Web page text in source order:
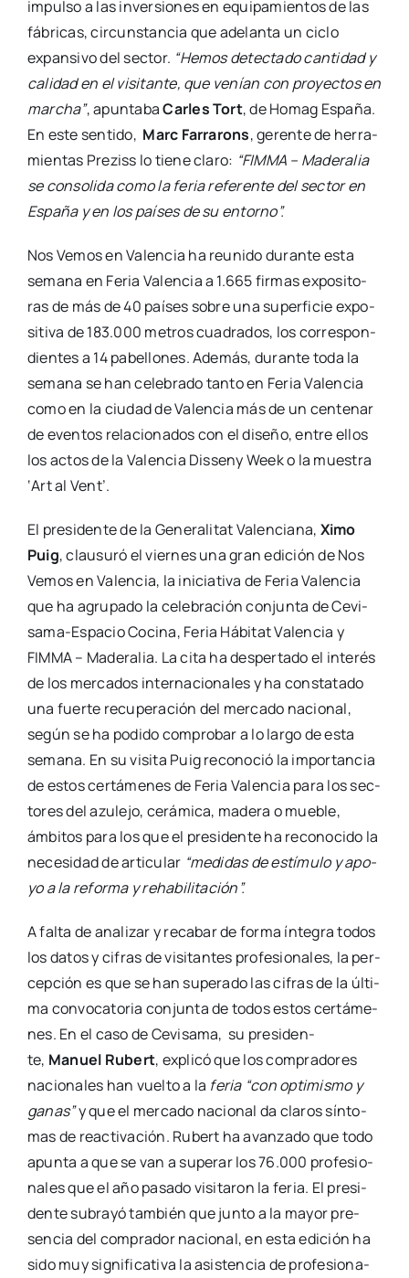
impul­so a las inver­sio­nes en equi­pa­mien­tos de las
fábri­cas, cir­cuns­tan­cia que ade­lan­ta un ciclo
expan­si­vo del sec­tor. “Hemos detec­ta­do can­ti­dad y
cali­dad en el visi­tan­te, que venían con pro­yec­tos en
mar­cha”, apun­ta­baCar­les Tort, de Homag Espa­ña.
En este sen­ti­do, Marc Farra­rons, geren­te de herra­
mien­tas Pre­ziss lo tie­ne cla­ro: “FIMMA – Made­ra­lia
se con­so­li­da como la feria refe­ren­te del sec­tor en
Espa­ña y en los paí­ses de su entorno”.
Nos Vemos en Valen­cia ha reu­ni­do duran­te esta
sema­na en Feria Valen­cia a 1.665 fir­mas expo­si­to­
ras de más de 40 paí­ses sobre una super­fi­cie expo­
si­ti­va de 183.000 metros cua­dra­dos, los corres­pon­
dien­tes a 14 pabe­llo­nes. Ade­más, duran­te toda la
sema­na se han cele­bra­do tan­to en Feria Valen­cia
como en la ciu­dad de Valen­cia más de un cen­te­nar
de even­tos rela­cio­na­dos con el dise­ño, entre ellos
los actos de la Valen­cia Dis­seny Week o la mues­tra
‘Art al Vent’.
El pre­si­den­te de la Gene­ra­li­tat Valen­cia­na, Ximo
Puig, clau­su­ró el vier­nes una gran edi­ción de Nos
Vemos en Valen­cia, la ini­cia­ti­va de Feria Valen­cia
que ha agru­pa­do la cele­bra­ción con­jun­ta de Cevi­­
sa­­ma-Espa­­cio Coci­na, Feria Hábi­tat Valen­cia y
FIMMA – Made­ra­lia. La cita ha des­per­ta­do el inte­rés
de los mer­ca­dos inter­na­cio­na­les y ha cons­ta­ta­do
una fuer­te recu­pe­ra­ción del mer­ca­do nacio­nal,
según se ha podi­do com­pro­bar a lo lar­go de esta
sema­na. En su visi­ta Puig reco­no­ció la impor­tan­cia
de estos cer­tá­me­nes de Feria Valen­cia para los sec­
to­res del azu­le­jo, cerá­mi­ca, made­ra o mue­ble,
ámbi­tos para los que el pre­si­den­te ha reco­no­ci­do la
nece­si­dad de arti­cu­lar “medi­das de estí­mu­lo y apo­
yo a la refor­ma y reha­bi­li­ta­ción”.
A fal­ta de ana­li­zar y reca­bar de for­ma ínte­gra todos
los datos y cifras de visi­tan­tes pro­fe­sio­na­les, la per­
cep­ción es que se han supe­ra­do las cifras de la últi­
ma con­vo­ca­to­ria con­jun­ta de todos estos cer­tá­me­
nes. En el caso de Cevi­sa­ma, su pre­si­den­
te, Manuel Rubert, expli­có que los com­pra­do­res
nacio­na­les han vuel­to a la feria “con opti­mis­mo y
ganas”y que el mer­ca­do nacio­nal da cla­ros sín­to­
mas de reac­ti­va­ción. Rubert ha avan­za­do que todo
apun­ta a que se van a supe­rar los 76.000 pro­fe­sio­
na­les que el año pasa­do visi­ta­ron la feria. El pre­si­
den­te sub­ra­yó tam­bién que jun­to a la mayor pre­
sen­cia del com­pra­dor nacio­nal, en esta edi­ción ha
sido muy sig­ni­fi­ca­ti­va la asis­ten­cia de pro­fe­sio­na­